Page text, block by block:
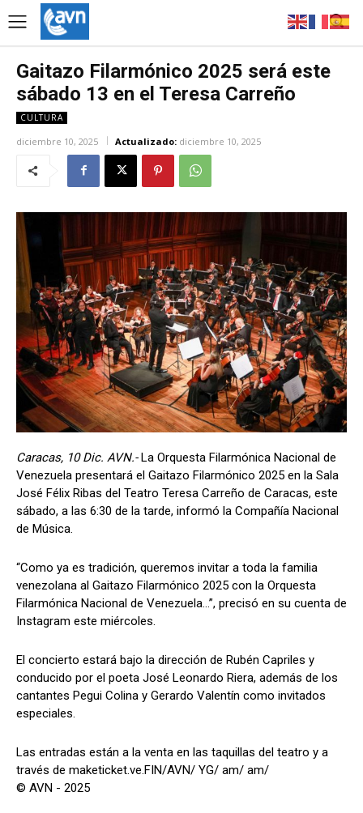
Gaitazo Filarmónico 2025 será este
sábado 13 en el Teresa Carreño
CULTURA
diciembre 10, 2025 Actualizado: diciembre 10, 2025
Caracas, 10 Dic. AVN.-La Orquesta Filarmónica Nacional de
Venezuela presentará el Gaitazo Filarmónico 2025 en la Sala
José Félix Ribas del Teatro Teresa Carreño de Caracas, este
sábado, a las 6:30 de la tarde, informó la Compañía Nacional
de Música.
“Como ya es tradición, queremos invitar a toda la familia
venezolana al Gaitazo Filarmónico 2025 con la Orquesta
Filarmónica Nacional de Venezuela…”, precisó en su cuenta de
Instagram este miércoles.
El concierto estará bajo la dirección de Rubén Capriles y
conducido por el poeta José Leonardo Riera, además de los
cantantes Pegui Colina y Gerardo Valentín como invitados
especiales.
Las entradas están a la venta en las taquillas del teatro y a
través de maketicket.ve.FIN/AVN/ YG/ am/ am/
© AVN - 2025